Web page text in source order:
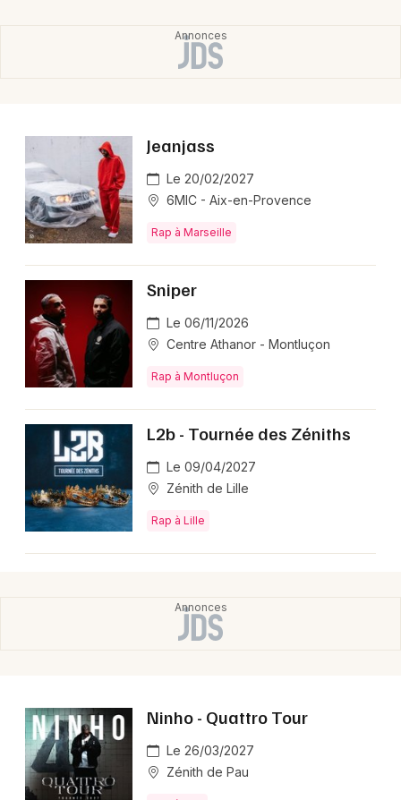
Jeanjass
Le 20/02/2027
6MIC - Aix-en-Provence
Rap à Marseille
Sniper
Le 06/11/2026
Centre Athanor - Montluçon
Rap à Montluçon
L2b - Tournée des Zéniths
Le 09/04/2027
Zénith de Lille
Rap à Lille
Ninho - Quattro Tour
Le 26/03/2027
Zénith de Pau